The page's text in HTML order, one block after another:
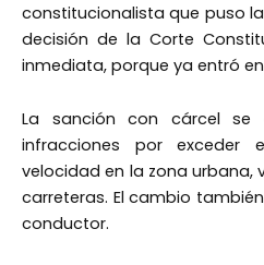
constitucionalista que puso
decisión de la Corte
inmediata, porque ya entró
La sanción con cárcel se
infracciones por exceder
velocidad en la zona urbana,
carreteras. El cambio
conductor.